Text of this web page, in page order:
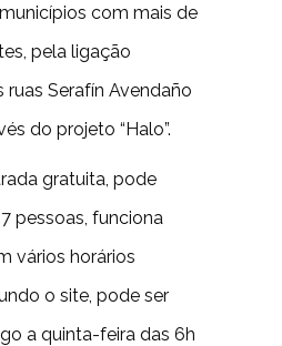
com mais de
pela ligação
ruas Serafín Avendaño
do projeto “Halo”.
gratuita, pode
pessoas, funciona
vários horários
o site, pode ser
a quinta-feira das 6h